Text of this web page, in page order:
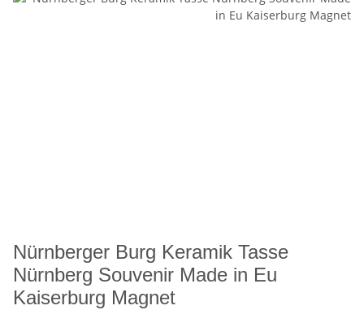
Nürnberger Burg Keramik Tasse
Nürnberg Souvenir Made in Eu
Kaiserburg Magnet